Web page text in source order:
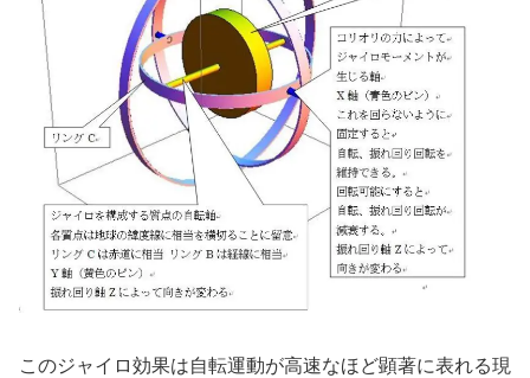
このジャイロ効果は自転運動が高速なほど顕著に表れる現